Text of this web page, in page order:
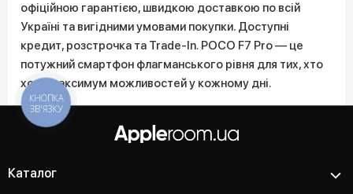
офіційною гарантією, швидкою доставкою по всій
Україні та вигідними умовами покупки. Доступні
кредит, розстрочка та Trade-In. POCO F7 Pro — це
потужний смартфон флагманського рівня для тих, хто
хоче максимум можливостей у кожному дні.
Каталог
КНОПКА
ЗВ'ЯЗКУ